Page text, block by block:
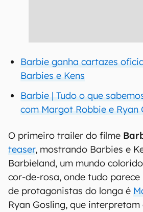
Barbie ganha cartazes
Barbies e Kens
Barbie | Tudo o que
com Margot Robbie e Ryan
O primeiro trailer do filme
teaser, mostrando Barbies e
Barbieland, um mundo
cor-de-rosa, onde tudo
de protagonistas do longa é
Ryan Gosling, que interpretam